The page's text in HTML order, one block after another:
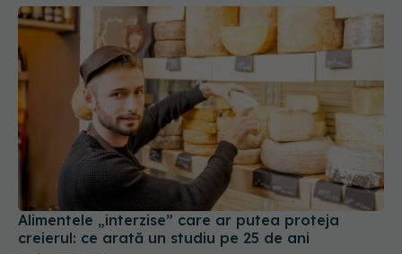
Alimentele „interzise” care ar putea proteja
creierul: ce arată un studiu pe 25 de ani
20 dec 2025, 15:00